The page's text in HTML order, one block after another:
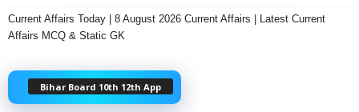
Current Affairs Today | 8 August 2026 Current Affairs | Latest Current
Affairs MCQ & Static GK
Bihar Board 10th 12th App